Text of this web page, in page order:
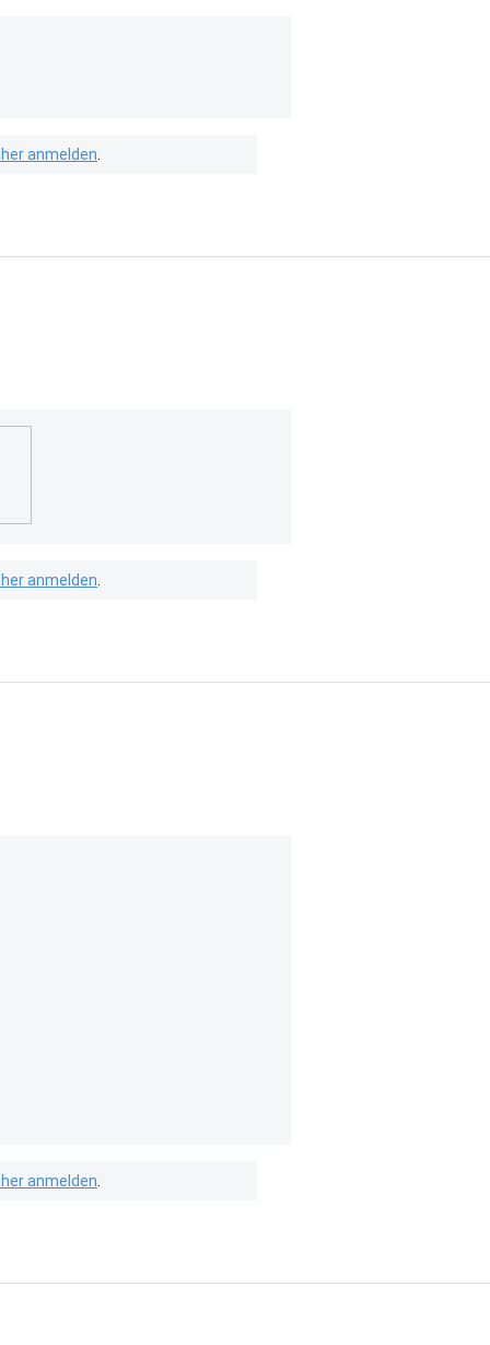
anmelden
anmelden
anmelden